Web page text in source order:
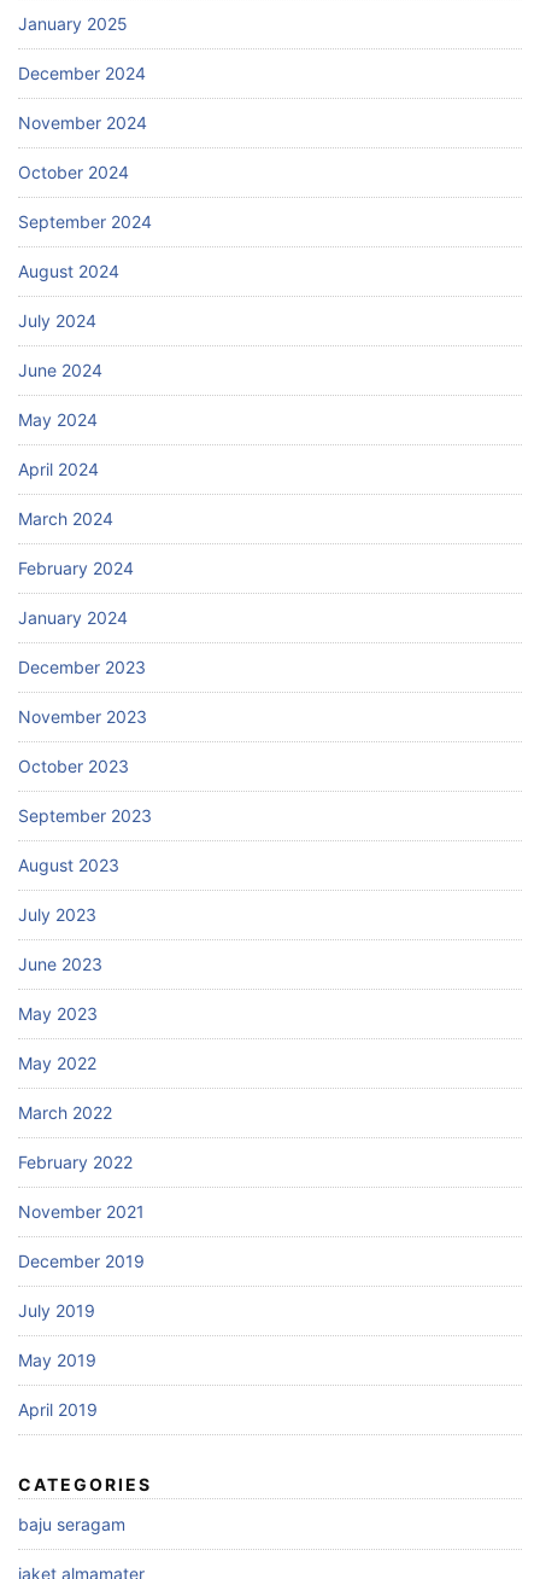
January 2025
December 2024
November 2024
October 2024
September 2024
August 2024
July 2024
June 2024
May 2024
April 2024
March 2024
February 2024
January 2024
December 2023
November 2023
October 2023
September 2023
August 2023
July 2023
June 2023
May 2023
May 2022
March 2022
February 2022
November 2021
December 2019
July 2019
May 2019
April 2019
CATEGORIES
baju seragam
jaket almamater